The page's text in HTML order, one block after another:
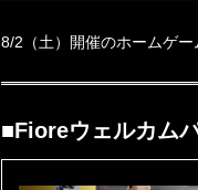
8/2（土）開催のホームゲー
■Fioreウェルカム